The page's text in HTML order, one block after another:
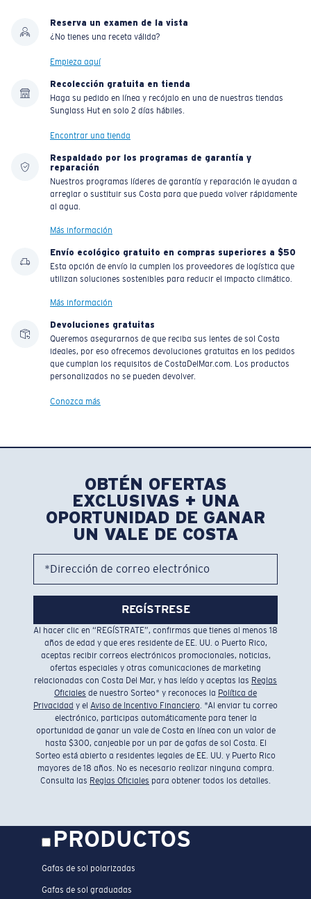
Reserva un examen de la vista
¿No tienes una receta válida?
Empieza aquí
Recolección gratuita en tienda
Haga su pedido en línea y recójalo en una de nuestras tiendas
Sunglass Hut en solo 2 días hábiles.
Encontrar una tienda
Respaldado por los programas de garantía y
reparación
Nuestros programas líderes de garantía y reparación le ayudan a
arreglar o sustituir sus Costa para que pueda volver rápidamente
al agua.
Más información
Envío ecológico gratuito en compras superiores a $50
Esta opción de envío la cumplen los proveedores de logística que
utilizan soluciones sostenibles para reducir el impacto climático.
Más información
Devoluciones gratuitas
Queremos asegurarnos de que reciba sus lentes de sol Costa
ideales, por eso ofrecemos devoluciones gratuitas en los pedidos
que cumplan los requisitos de CostaDelMar.com. Los productos
personalizados no se pueden devolver.
Conozca más
OBTÉN OFERTAS
EXCLUSIVAS + UNA
OPORTUNIDAD DE GANAR
UN VALE DE COSTA
*Dirección de correo electrónico
REGÍSTRESE
Al hacer clic en “REGÍSTRATE”, confirmas que tienes al menos 18
años de edad y que eres residente de EE. UU. o Puerto Rico,
aceptas recibir correos electrónicos promocionales, noticias,
ofertas especiales y otras comunicaciones de marketing
relacionadas con Costa Del Mar, y has leído y aceptas las Reglas
Oficiales de nuestro Sorteo* y reconoces la Política de
Privacidad y el Aviso de Incentivo Financiero . *Al enviar tu correo
electrónico, participas automáticamente para tener la
oportunidad de ganar un vale de Costa en línea con un valor de
hasta $300, canjeable por un par de gafas de sol Costa. El
Sorteo está abierto a residentes legales de EE. UU. y Puerto Rico
mayores de 18 años. No es necesario realizar ninguna compra.
Consulta las Reglas Oficiales para obtener todos los detalles.
PRODUCTOS
Gafas de sol polarizadas
Gafas de sol graduadas